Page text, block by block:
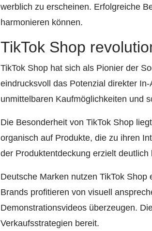
werblich zu erscheinen. Erfolgreiche
harmonieren können.
TikTok Shop
TikTok Shop hat sich als Pionier der
eindrucksvoll das Potenzial direkter
unmittelbaren Kaufmöglichkeiten und
Die Besonderheit von TikTok Shop
organisch auf Produkte, die zu ihren
der Produktentdeckung erzielt
Deutsche Marken nutzen TikTok
Brands profitieren von visuell
Demonstrationsvideos überzeugen.
Verkaufsstrategien bereit.